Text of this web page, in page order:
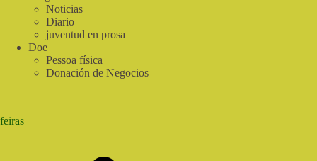
Noticias
Diario
juventud en prosa
Doe
Pessoa física
Donación de Negocios
feiras